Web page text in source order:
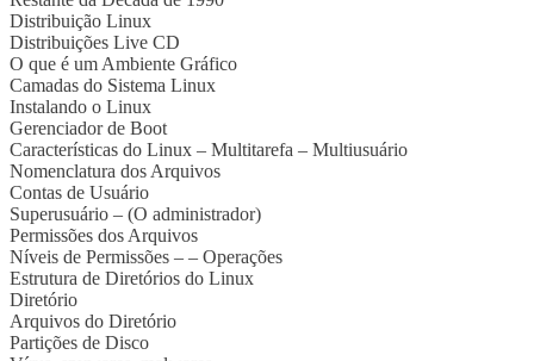
Distribuição Linux
Distribuições Live CD
O que é um Ambiente Gráfico
Camadas do Sistema Linux
Instalando o Linux
Gerenciador de Boot
Características do Linux – Multitarefa – Multiusuário
Nomenclatura dos Arquivos
Contas de Usuário
Superusuário – (O administrador)
Permissões dos Arquivos
Níveis de Permissões – – Operações
Estrutura de Diretórios do Linux
Diretório
Arquivos do Diretório
Partições de Disco